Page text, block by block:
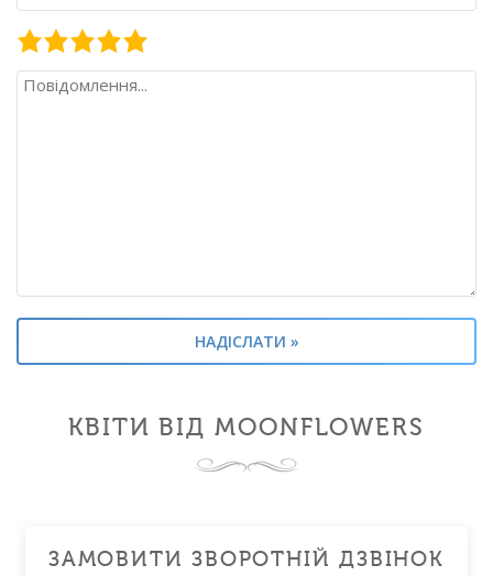
КВІТИ ВІД MOONFLOWERS
ЗАМОВИТИ ЗВОРОТНІЙ ДЗВІНОК